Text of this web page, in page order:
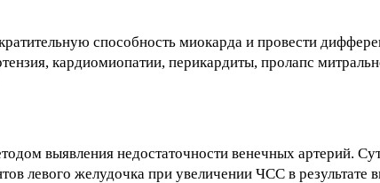
способность миокарда и провести
кардиомиопатии, перикардиты, пролапс
выявления недостаточности венечных артерий.
левого желудочка при увеличении ЧСС в результате